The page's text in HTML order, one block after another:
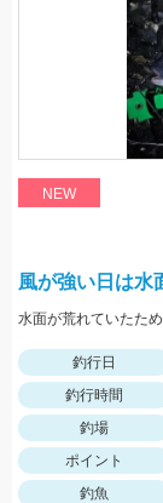
NEW
風が強い日は水
釣行日
釣行時間
釣場
ポイント
釣魚